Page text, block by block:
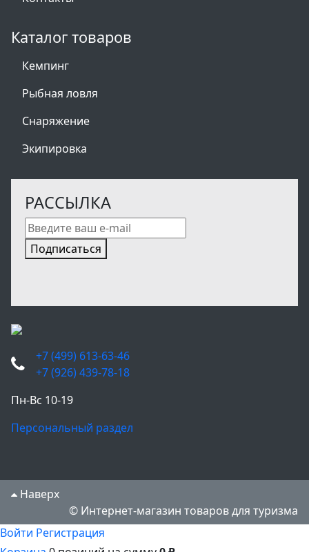
Каталог товаров
Кемпинг
Рыбная ловля
Снаряжение
Экипировка
РАССЫЛКА
Подписаться
+7 (499) 613-63-46
+7 (926) 439-78-18
Пн-Вс 10-19
Персональный раздел
Наверх
© Интернет-магазин товаров для туризма
Войти Регистрация